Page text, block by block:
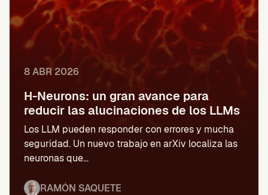
8 ABR 2026
H-Neurons: un gran avance para
reducir las alucinaciones de los LLMs
Los LLM pueden responder con errores y mucha
seguridad. Un nuevo trabajo en arXiv localiza las
neuronas que...
RAMÓN SAQUETE